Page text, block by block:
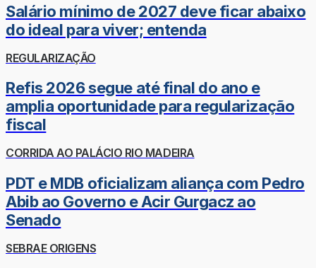
Salário mínimo de 2027 deve ficar abaixo
do ideal para viver; entenda
REGULARIZAÇÃO
Refis 2026 segue até final do ano e
amplia oportunidade para regularização
fiscal
CORRIDA AO PALÁCIO RIO MADEIRA
PDT e MDB oficializam aliança com Pedro
Abib ao Governo e Acir Gurgacz ao
Senado
SEBRAE ORIGENS